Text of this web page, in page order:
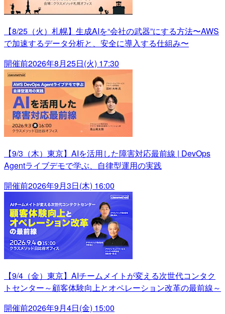
【8/25（火）札幌】生成AIを“会社の武器”にする方法〜AWS
で加速するデータ分析と、安全に導入する仕組み〜
開催前2026年8月25日(火) 17:30
【9/3（木）東京】AIを活用した障害対応最前線 | DevOps
Agentライブデモで学ぶ、自律型運用の実践
開催前2026年9月3日(木) 16:00
【9/4（金）東京】AIチームメイトが変える次世代コンタク
トセンター～顧客体験向上とオペレーション改革の最前線～
開催前2026年9月4日(金) 15:00